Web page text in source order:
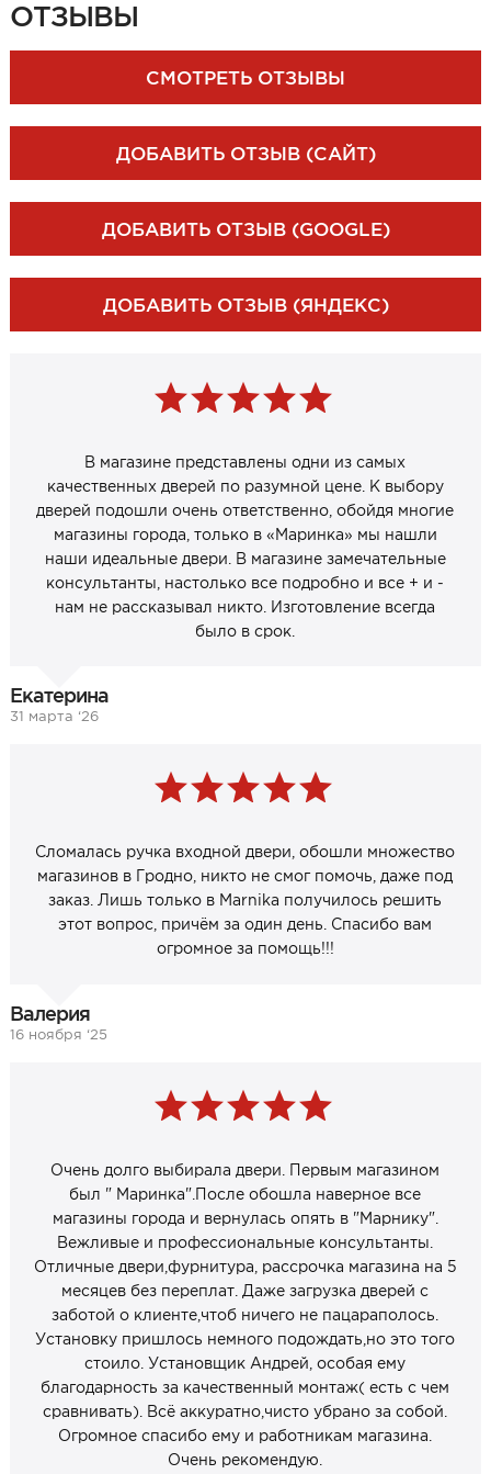
ЗАКАЗАТЬ ЗАМЕР
ОТЗЫВЫ
СМОТРЕТЬ ОТЗЫВЫ
ДОБАВИТЬ ОТЗЫВ (САЙТ)
ДОБАВИТЬ ОТЗЫВ (GOOGLE)
ДОБАВИТЬ ОТЗЫВ (ЯНДЕКС)
В магазине представлены одни из самых
качественных дверей по разумной цене. К выбору
дверей подошли очень ответственно, обойдя многие
магазины города, только в «Маринка» мы нашли
наши идеальные двери. В магазине замечательные
консультанты, настолько все подробно и все + и -
нам не рассказывал никто. Изготовление всегда
было в срок.
Екатерина
31 марта ‘26
Сломалась ручка входной двери, обошли множество
магазинов в Гродно, никто не смог помочь, даже под
заказ. Лишь только в Marnika получилось решить
этот вопрос, причём за один день. Спасибо вам
огромное за помощь!!!
Валерия
16 ноября ‘25
Очень долго выбирала двери. Первым магазином
был " Маринка".После обошла наверное все
магазины города и вернулась опять в "Марнику".
Вежливые и профессиональные консультанты.
Отличные двери,фурнитура, рассрочка магазина на 5
месяцев без переплат. Даже загрузка дверей с
заботой о клиенте,чтоб ничего не пацараполось.
Установку пришлось немного подождать,но это того
стоило. Установщик Андрей, особая ему
благодарность за качественный монтаж( есть с чем
сравнивать). Всё аккуратно,чисто убрано за собой.
Огромное спасибо ему и работникам магазина.
Очень рекомендую.